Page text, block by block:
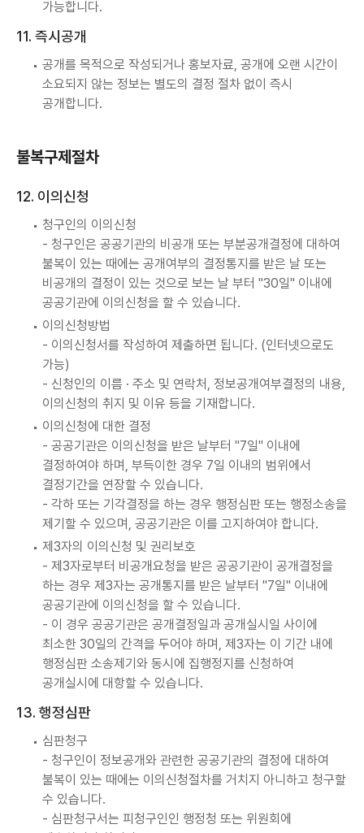
가능합니다.
11. 즉시공개
공개를 목적으로 작성되거나 홍보자료, 공개에 오랜 시간이
소요되지 않는 정보는 별도의 결정 절차 없이 즉시
공개합니다.
불복구제절차
12. 이의신청
청구인의 이의신청
- 청구인은 공공기관의 비공개 또는 부분공개결정에 대하여
불복이 있는 때에는 공개여부의 결정통지를 받은 날 또는
비공개의 결정이 있는 것으로 보는 날 부터 "30일" 이내에
공공기관에 이의신청을 할 수 있습니다.
이의신청방법
- 이의신청서를 작성하여 제출하면 됩니다. (인터넷으로도
가능)
- 신청인의 이름 · 주소 및 연락처, 정보공개여부결정의 내용,
이의신청의 취지 및 이유 등을 기재합니다.
이의신청에 대한 결정
- 공공기관은 이의신청을 받은 날부터 "7일" 이내에
결정하여야 하며, 부득이한 경우 7일 이내의 범위에서
결정기간을 연장할 수 있습니다.
- 각하 또는 기각결정을 하는 경우 행정심판 또는 행정소송을
제기할 수 있으며, 공공기관은 이를 고지하여야 합니다.
제3자의 이의신청 및 권리보호
- 제3자로부터 비공개요청을 받은 공공기관이 공개결정을
하는 경우 제3자는 공개통지를 받은 날부터 "7일" 이내에
공공기관에 이의신청을 할 수 있습니다.
- 이 경우 공공기관은 공개결정일과 공개실시일 사이에
최소한 30일의 간격을 두어야 하며, 제3자는 이 기간 내에
행정심판 소송제기와 동시에 집행정지를 신청하여
공개실시에 대항할 수 있습니다.
13. 행정심판
심판청구
- 청구인이 정보공개와 관련한 공공기관의 결정에 대하여
불복이 있는 때에는 이의신청절차를 거치지 아니하고 청구할
수 있습니다.
- 심판청구서는 피청구인인 행정청 또는 위원회에